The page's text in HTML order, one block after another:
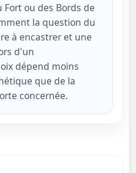
ou des Bords de
la question du
à encastrer et une
d'un
dépend moins
que de la
concernée.